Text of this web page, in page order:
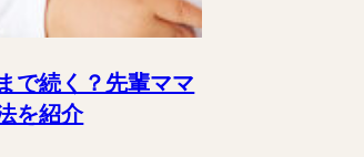
で続く？先輩ママ
を紹介